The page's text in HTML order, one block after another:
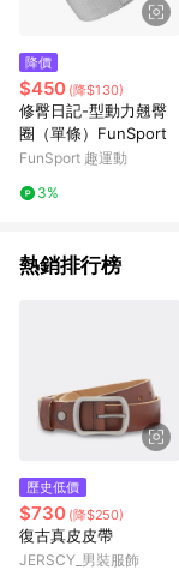
降價
$450 (降$130)
修臀日記-型動力翹臀
圈（單條）FunSport
FunSport 趣運動
3%
熱銷排行榜
歷史低價
$730 (降$250)
復古真皮皮帶
JERSCY_男裝服飾